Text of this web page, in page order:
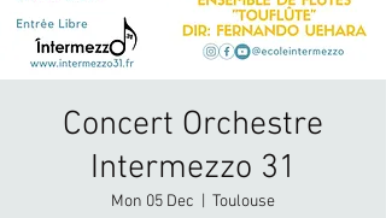
Concert Orchestre
Intermezzo 31
Mon 05 Dec Toulouse